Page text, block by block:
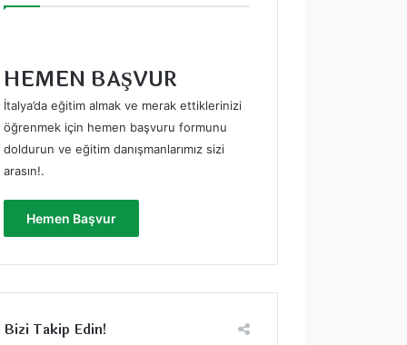
HEMEN BAŞVUR
İtalya’da eğitim almak ve merak ettiklerinizi
öğrenmek için hemen başvuru formunu
doldurun ve eğitim danışmanlarımız sizi
arasın!.
Hemen Başvur
Bizi Takip Edin!